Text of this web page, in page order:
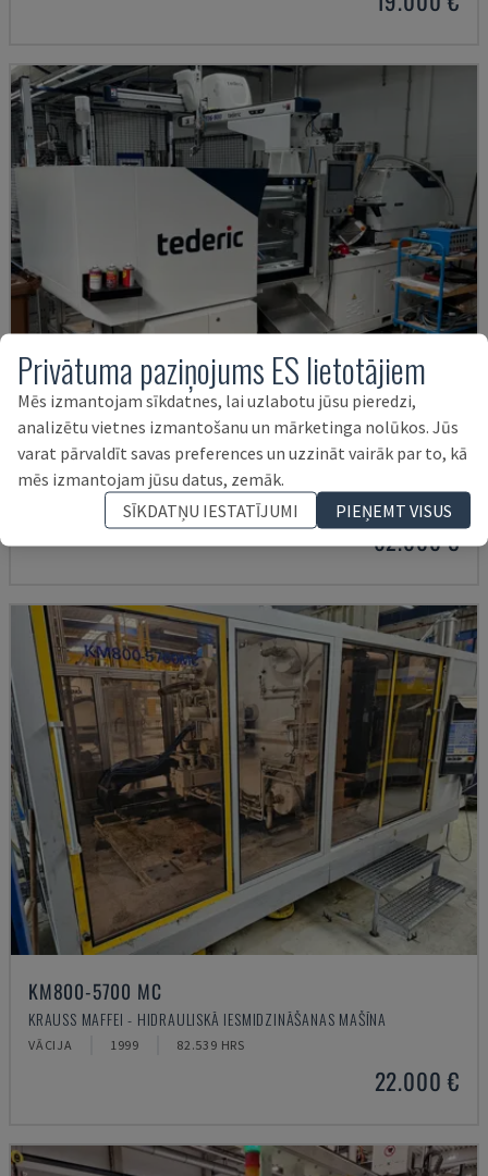
NEO.E55/E110H
TEDERIC - HIDRAULISKĀ IESMIDZINĀŠANAS MAŠĪNA
2023 260 HRS
62.000 €
KM800-5700 MC
KRAUSS MAFFEI - HIDRAULISKĀ IESMIDZINĀŠANAS MAŠĪNA
VĀCIJA 1999 82.539 HRS
22.000 €
Privātuma paziņojums ES lietotājiem
Mēs izmantojam sīkdatnes, lai uzlabotu jūsu pieredzi,
analizētu vietnes izmantošanu un mārketinga nolūkos. Jūs
varat pārvaldīt savas preferences un uzzināt vairāk par to, kā
mēs izmantojam jūsu datus, zemāk.
SĪKDATŅU IESTATĪJUMI
PIEŅEMT VISUS